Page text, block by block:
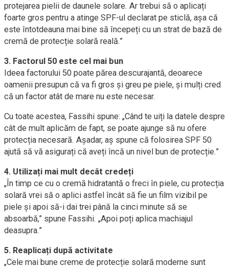
protejarea pielii de daunele solare. Ar trebui să o aplicați
foarte gros pentru a atinge SPF-ul declarat pe sticlă, așa că
este întotdeauna mai bine să începeți cu un strat de bază de
cremă de protecție solară reală.”
3. Factorul 50 este cel mai bun
Ideea factorului 50 poate părea descurajantă, deoarece
oamenii presupun că va fi gros și greu pe piele, și mulți cred
că un factor atât de mare nu este necesar.
Cu toate acestea, Fassihi spune: „Când te uiți la datele despre
cât de mult aplicăm de fapt, se poate ajunge să nu ofere
protecția necesară. Așadar, aș spune că folosirea SPF 50
ajută să vă asigurați că aveți încă un nivel bun de protecție.”
4. Utilizați mai mult decât credeți
„În timp ce cu o cremă hidratantă o freci în piele, cu protecția
solară vrei să o aplici astfel încât să fie un film vizibil pe
piele și apoi să-i dai trei până la cinci minute să se
absoarbă,” spune Fassihi. „Apoi poți aplica machiajul
deasupra.”
5. Reaplicați după activitate
„Cele mai bune creme de protecție solară moderne sunt